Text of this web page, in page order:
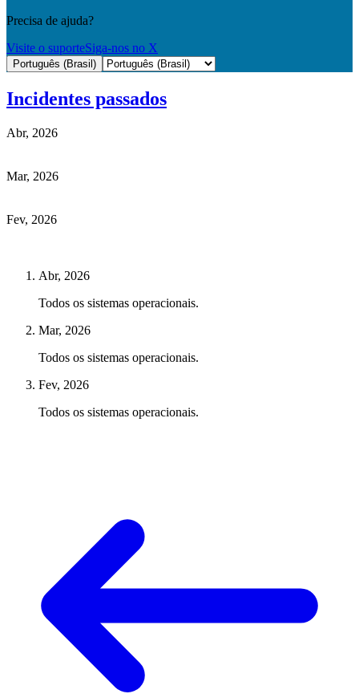
Precisa de ajuda?
Visite o suporteSiga-nos no X
Português (Brasil)
Incidentes passados
Abr, 2026
Mar, 2026
Fev, 2026
Abr, 2026
Todos os sistemas operacionais.
Mar, 2026
Todos os sistemas operacionais.
Fev, 2026
Todos os sistemas operacionais.